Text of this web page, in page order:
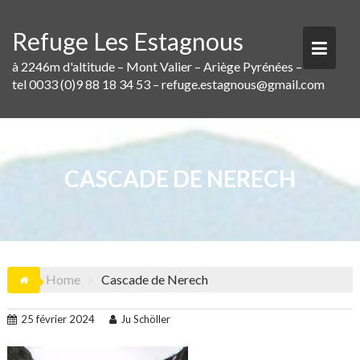
content
Refuge Les Estagnous
à 2246m d'altitude – Mont Valier – Ariège Pyrénées –
tel 0033 (0)9 88 18 34 53 – refuge.estagnous@gmail.com
CASCADE DE NERECH
Home Cascade de Nerech
25 février 2024 Ju Schöller